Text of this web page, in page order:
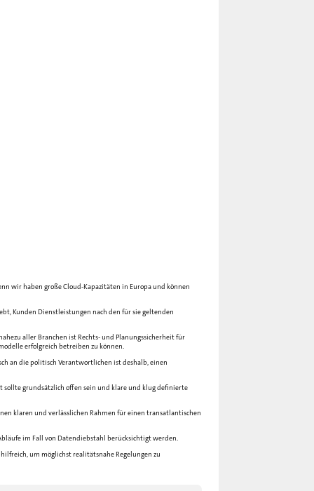
wir haben große Cloud-Kapazitäten in Europa und können
Kunden Dienstleistungen nach den für sie geltenden
aller Branchen ist Rechts- und Planungssicherheit für
erfolgreich betreiben zu können.
an die politisch Verantwortlichen ist deshalb, einen
sollte grundsätzlich offen sein und klare und klug definierte
klaren und verlässlichen Rahmen für einen transatlantischen
im Fall von Datendiebstahl berücksichtigt werden.
um möglichst realitätsnahe Regelungen zu